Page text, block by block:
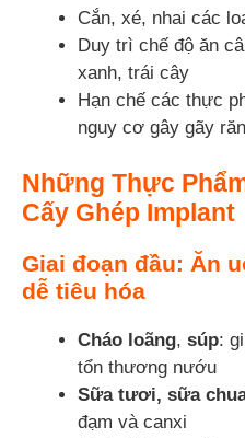
Cắn, xé, nhai các
Duy trì chế độ ăn
xanh, trái cây
Hạn chế các thực
nguy cơ gây gãy
Những Thực
Cấy Ghép Implant
Giai đoạn đầu: Ăn
dễ tiêu hóa
Cháo loãng, súp:
tổn thương nướu
Sữa tươi, sữa
đạm và canxi